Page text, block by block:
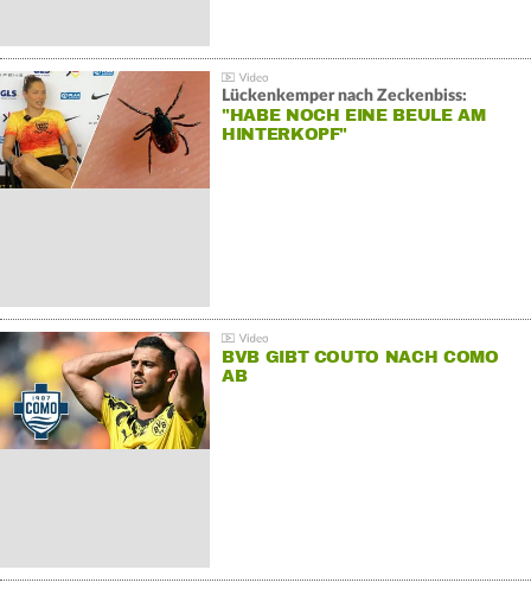
Lückenkemper nach Zeckenbiss:
"HABE NOCH EINE BEULE AM
HINTERKOPF"
BVB GIBT COUTO NACH COMO
AB